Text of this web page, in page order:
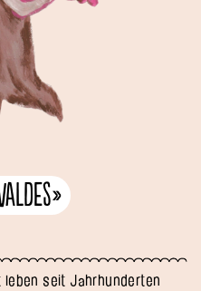
leben seit Jahrhunderten